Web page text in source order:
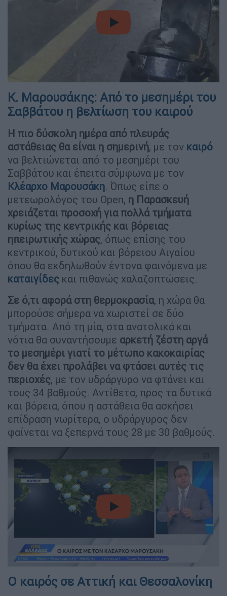
video
Κ. Μαρουσάκης: Από το μεσημέρι του
Σαββάτου η βελτίωση του καιρού
Η πιο δύσκολη ημέρα από πλευράς
αστάθειας θα είναι η σημερινή, με τον καιρό
να βελτιώνεται από το μεσημέρι του
Σαββάτου και έπειτα σύμφωνα με τον
Κλέαρχο Μαρουσάκη. Όπως είπε ο
μετεωρολόγος του Open, η Παρασκευή
χρειάζεται προσοχή για πολλά τμήματα
κυρίως της κεντρικής και βόρειας
ηπειρωτικής χώρας, όπως επίσης του
κεντρικού, δυτικού και βόρειου Αιγαίου
όπου θα εκδηλωθούν έντονα φαινόμενα με
καταιγίδες και πιθανώς χαλαζοπτώσεις.
Σε ό,τι αφορά στη θερμοκρασία, η χώρα θα
μπορούσε σήμερα να χωριστεί σε δύο
τμήματα. Από τη μία, στα ανατολικά και
νότια θα συναντήσουμε αρκετή ζέστη αργά
το μεσημέρι γιατί το μέτωπο κακοκαιρίας
δεν θα έχει προλάβει να φτάσει αυτές τις
περιοχές, με τον υδράργυρο να φτάνει και
τους 34 βαθμούς. Αντίθετα, προς τα δυτικά
και βόρεια, όπου η αστάθεια θα ασκήσει
επίδραση νωρίτερα, ο υδράργυρος δεν
φαίνεται να ξεπερνά τους 28 με 30 βαθμούς.
video
Ο καιρός σε Αττική και Θεσσαλονίκη